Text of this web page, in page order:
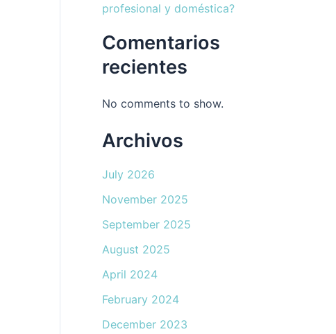
profesional y doméstica?
Comentarios
recientes
No comments to show.
Archivos
July 2026
November 2025
September 2025
August 2025
April 2024
February 2024
December 2023